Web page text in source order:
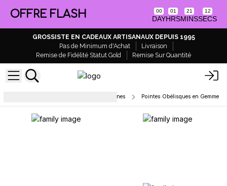
OFFRE FLASH 00
DAY
01
HRS
21
MINS
12
SECS
GROSSISTE EN CADEAUX ARTISANAUX DEPUIS 1995
Pas de Minimum d'Achat
Livraison
Remise de Fidélité Statut Gold
Remise Sur Quantité
Points en cristal, sphères et figurines Pointes Obélisques en Gemme